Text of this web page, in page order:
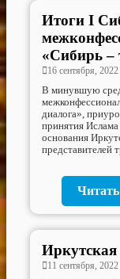
Итоги I
«Сибирь –
16 сентября, 2022
В минувшую
диалога»,
принятия
основания
представителей
Читать
Иркутская
11 сентября, 2022